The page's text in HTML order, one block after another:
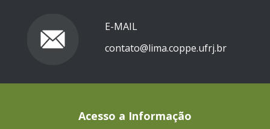
E-MAIL
contato@lima.coppe.ufrj.br
Acesso a Informação